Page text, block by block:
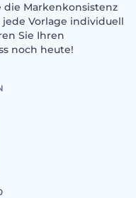
die Markenkonsistenz
Vorlage individuell
Sie Ihren
noch heute!